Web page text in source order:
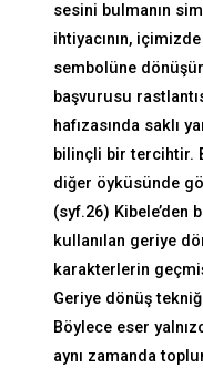
sesini bulmanın
ihtiyacının,
sembolüne
başvurusu
hafızasında saklı
bilinçli bir tercihtir.
diğer öyküsünde
(syf.26) Kibele’den
kullanılan geriye
karakterlerin
Geriye dönüş
Böylece eser
aynı zamanda